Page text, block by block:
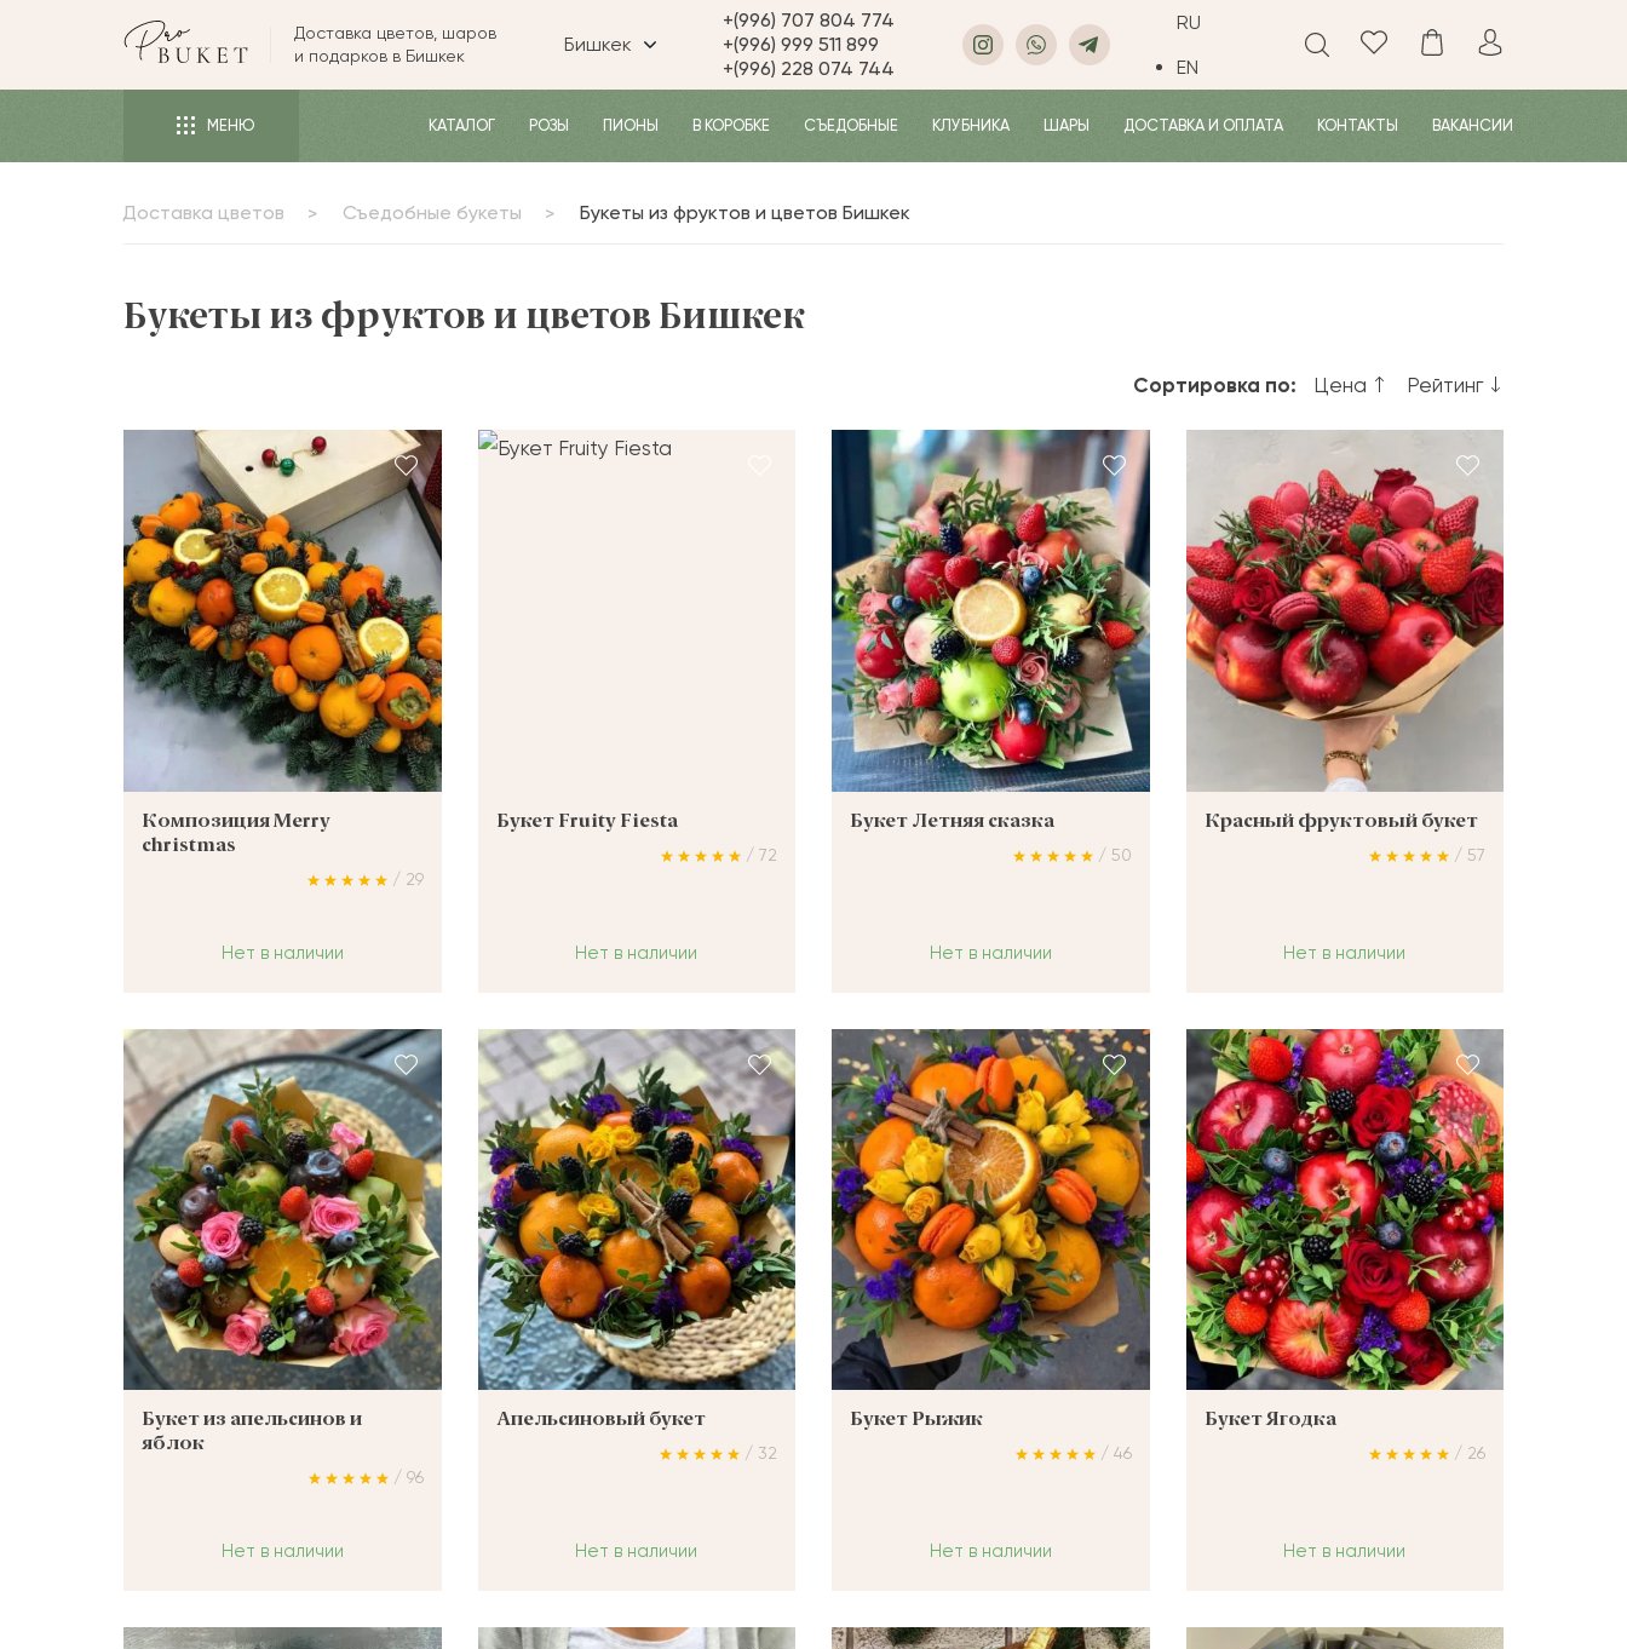
ЦВЕТЫ
РОЗЫ
ПИОНЫ
БУКЕТЫ
ПОВОД
КОМНАТНЫЕ ЦВЕТЫ
ПОДАРКИ
ШАРЫ
Доставка цветов, шаров
и подарков в Бишкек
Бишкек
+(996) 707 804 774
+(996) 999 511 899
+(996) 228 074 744
RU
EN
МЕНЮ КАТАЛОГ РОЗЫ ПИОНЫ В КОРОБКЕ СЪЕДОБНЫЕ КЛУБНИКА ШАРЫ ДОСТАВКА И ОПЛАТА КОНТАКТЫ ВАКАНСИИ
Доставка цветов Съедобные букеты Букеты из фруктов и цветов Бишкек
Букеты из фруктов и цветов Бишкек
Сортировка по: Цена Рейтинг
Композиция Merry
christmas
/ 29
Нет в наличии
Букет Fruity Fiesta
/ 72
Нет в наличии
Букет Летняя сказка
/ 50
Нет в наличии
Красный фруктовый букет
/ 57
Нет в наличии
Букет из апельсинов и
яблок
/ 96
Нет в наличии
Апельсиновый букет
/ 32
Нет в наличии
Букет Рыжик
/ 46
Нет в наличии
Букет Ягодка
/ 26
Нет в наличии